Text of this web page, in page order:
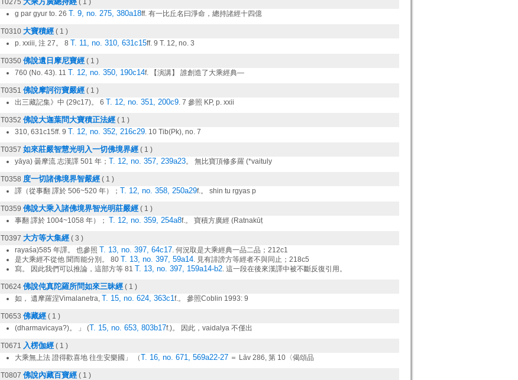
T0275
( 1 )
g par gyur to. 26 T. 9, no. 275, 380a18ff. 有一比丘名曰淨命，總持諸經十四億
T0310 大寶積經( 1 )
p. xxiii, 注 27。 8 T. 11, no. 310, 631c15ff. 9 T. 12, no. 3
T0350 佛說遺日摩尼寶經( 1 )
760 (No. 43). 11 T. 12, no. 350, 190c14f. 【演講】 誰創造了大乘經典―
T0351 佛說摩訶衍寶嚴經( 1 )
出三藏記集》中 (29c17)。 6 T. 12, no. 351, 200c9. 7 參照 KP, p. xxii
T0352 佛說大迦葉問大寶積正法經( 1 )
310, 631c15ff. 9 T. 12, no. 352, 216c29. 10 Tib(Pk), no. 7
T0357 如來莊嚴智慧光明入一切佛境界經( 1 )
yāya) 曇摩流 志漢譯 501 年； T. 12, no. 357, 239a23。 無比寶頂修多羅 (*vaituly
T0358 度一切諸佛境界智嚴經( 1 )
譯（從事翻 譯於 506~520 年）； T. 12, no. 358, 250a29f.。 shin tu rgyas p
T0359 佛說大乘入諸佛境界智光明莊嚴經( 1 )
事翻 譯於 1004~1058 年）； T. 12, no. 359, 254a8f.。 寶積方廣經 (Ratnakūṭ
T0397 大方等大集經( 3 )
rayaśa)585 年譯。 也參照 T. 13, no. 397, 64c17. 何況取是大乘經典一品二品；212c1
是大乘經不從他 聞而能分別。 80 T. 13, no. 397, 59a14. 見有誹謗方等經者不與同止；218c5
寫。 因此我們可以推論，這部方等 81 T. 13, no. 397, 159a14-b2. 這一段在後來漢譯中被不斷反復引用。
T0624 佛說伅真陀羅所問如來三昧經( 1 )
如， 遺摩羅涅Vimalanetra, T. 15, no. 624, 363c1f.。 參照Coblin 1993: 9
T0653 佛藏經( 1 )
(dharmavicaya?)。 」 (T. 15, no. 653, 803b17f.)。 因此，vaidalya 不僅出
T0671 入楞伽經( 1 )
大乘無上法 證得歡喜地 往生安樂國」 （T. 16, no. 671, 569a22-27＝ Lāv 286, 第 10〈偈頌品
T0807 佛說內藏百寶經( 1 )